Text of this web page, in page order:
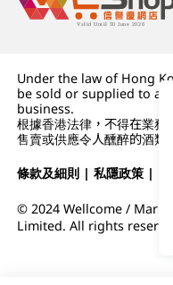
Under the law of Hong
be sold or supplied to a
business.
根據香港法律，不得在業務
售賣或供應令人醺醉的酒類
條款及細則 |私隱政策 |
© 2024 Wellcome /
Limited. All rights